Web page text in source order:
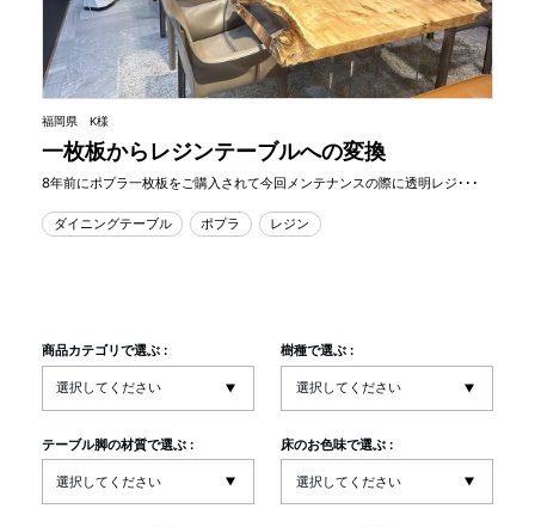
福岡県 K様
一枚板からレジンテーブルへの変換
8年前にポプラ一枚板をご購入されて今回メンテナンスの際に透明レジ･･･
ダイニングテーブル ポプラ レジン
商品カテゴリで選ぶ : 樹種で選ぶ :
テーブル脚の材質で選ぶ : 床のお色味で選ぶ :